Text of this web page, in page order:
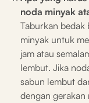
noda minyak
Taburkan bedak
minyak untuk
jam atau
lembut. Jika
sabun lembut
dengan gerakan